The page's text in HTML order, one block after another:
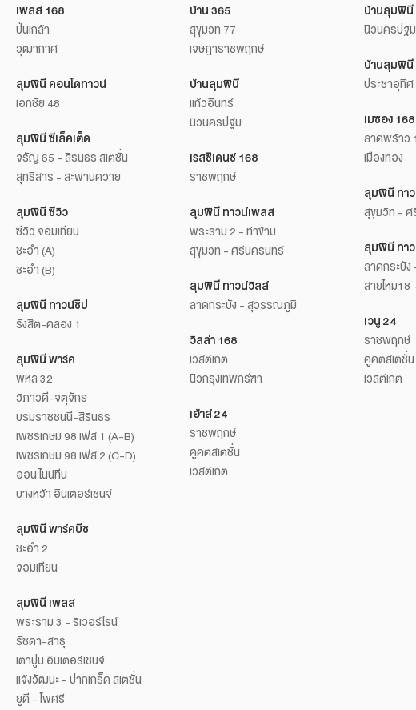
เพลส 168
ปิ่นเกล้า
วุฒากาศ
ลุมพินี คอนโดทาวน์
เอกชัย 48
ลุมพินี ซีเล็คเต็ด
จรัญ 65 - สิรินธร สเตชั่น
สุทธิสาร - สะพานควาย
ลุมพินี ซีวิว
ซีวิว จอมเทียน
ชะอำ (A)
ชะอำ (B)
ลุมพินี ทาวน์ชิป
รังสิต-คลอง 1
ลุมพินี พาร์ค
พหล 32
วิภาวดี-จตุจักร
บรมราชชนนี-สิรินธร
เพชรเกษม 98 เฟส 1 (A-B)
เพชรเกษม 98 เฟส 2 (C-D)
ออน ไนน์ทีน
บางหว้า อินเตอร์เชนจ์
ลุมพินี พาร์คบีช
ชะอำ 2
จอมเทียน
ลุมพินี เพลส
พระราม 3 - ริเวอร์ไรน์
รัชดา-สาธุ
เตาปูน อินเตอร์เชนจ์
แจ้งวัฒนะ - ปากเกร็ด สเตชั่น
ยูดี - โพศรี
บ้าน 365
สุขุมวิท 77
เจษฎาราชพฤกษ์
บ้านลุมพินี
แก้วอินทร์
นิวนครปฐม
เรสซิเดนซ์ 168
ราชพฤกษ์
ลุมพินี ทาวน์เพลส
พระราม 2 - ท่าข้าม
สุขุมวิท - ศรีนครินทร์
ลุมพินี ทาวน์วิลล์
ลาดกระบัง - สุวรรณภูมิ
วิลล่า 168
เวสต์เกต
นิวกรุงเทพกรีฑา
เฮ้าส์ 24
ราชพฤกษ์
คูคตสเตชั่น
เวสต์เกต
บ้านลุมพินี
นิวนครปฐม
บ้านลุมพินี
ประชาอุทิ
เมซอง 168
ลาดพร้าว
เมืองทอง
ลุมพินี ทา
สุขุมวิท -
ลุมพินี ทา
ลาดกระบั
สายไหม
เวนู 24
ราชพฤกษ์
คูคตสเตชั่น
เวสต์เกต